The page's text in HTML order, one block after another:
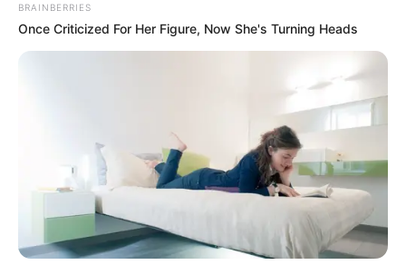
ΑΠΟΨΕΙΣ
ΦΙΛΟΔΩΡΗΜΑ ΜΕ ΚΑΡΤΑ!!!! ΒΙΝΤΕΟ
ΠΡΟΣΠΑΘΕΙΑ ΕΞΑΦΑΝΙΣΗΣ ΤΟΥ ΑΛΗΘΙΝΟΥ ΧΡΗΜΑΤΟΣ.
Πληρώνουμε ΠΑΝΤΟΥ και ΠΑΝΤΑ μόνο με μετρητά. Δείτε το
BRAINBERRIES
Once Criticized For Her Figure, Now She's Turning Heads